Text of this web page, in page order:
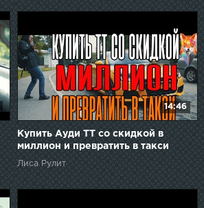
14:46
Купить Ауди ТТ со скидкой в
миллион и превратить в такси
Лиса Рулит